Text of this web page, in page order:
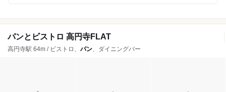
パンとビストロ 高円寺FLAT
高円寺駅 64m / ビストロ、 パン、ダイニングバー